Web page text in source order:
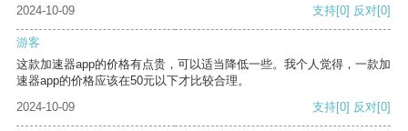
2024-10-09 支持[0] 反对[0]
游客
这款加速器app的价格有点贵，可以适当降低一些。我个人觉得，一款加
速器app的价格应该在50元以下才比较合理。
2024-10-09
支持[0] 反对[0]